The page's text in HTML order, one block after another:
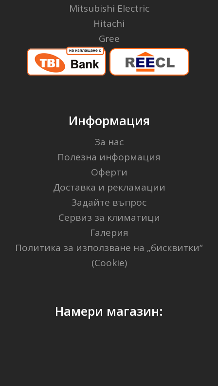
Mitsubishi Electric
Hitachi
Gree
Информация
За нас
Полезна информация
Оферти
Доставка и рекламации
Задайте въпрос
Сервиз за климатици
Галерия
Политика за използване на „бисквитки“
(Cookie)
Намери магазин: